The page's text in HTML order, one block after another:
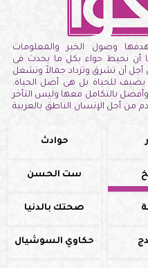
وصول الخبر والمعلومات
أن نحيط حواء بكل ما يحدث فى
أجل أن تشرق وتزداد جمالاً وتشغل
يضيف للحياة بل هى أصل الحياة.
بالتكامل معها وليس التأخر
من أجل الإنسان الناطق بالعربية
حوادث
ست الحسن
صحتك بالدنيا
حكاوي السوشيال